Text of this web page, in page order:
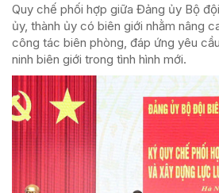
Quy chế phối hợp giữa Đảng ủy Bộ
ủy, thành ủy có biên giới nhằm nâng
công tác biên phòng, đáp ứng yêu
ninh biên giới trong tình hình mới.